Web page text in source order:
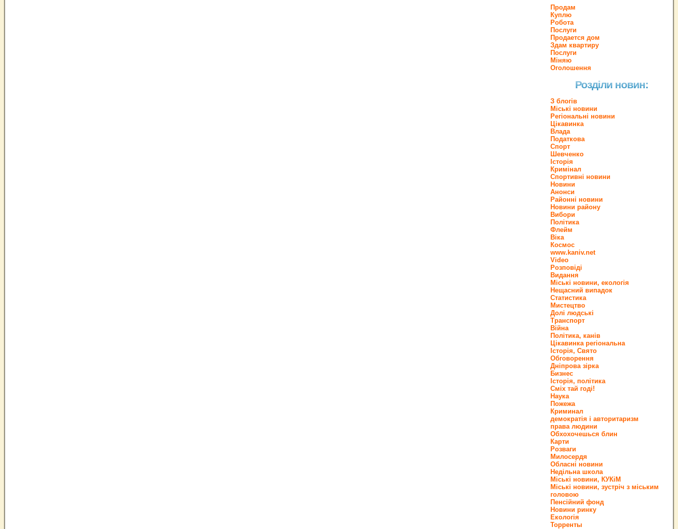
Продам
Куплю
Робота
Послуги
Продается дом
Здам квартиру
Послуги
Міняю
Оголошення
Розділи новин:
З блогів
Міські новини
Регіональні новини
Цікавинка
Влада
Податкова
Спорт
Шевченко
Історія
Кримінал
Спортивні новини
Новини
Анонси
Районні новини
Новини району
Вибори
Політика
Флейм
Віка
Космос
www.kaniv.net
Video
Розповіді
Видання
Міські новини, екологія
Нещасний випадок
Статистика
Мистецтво
Долі людські
Транспорт
Війна
Політика, канів
Цікавинка регіональна
Історія, Свято
Обговорення
Дніпрова зірка
Бизнес
Історія, політика
Сміх тай годі!
Наука
Пожежа
Криминал
демократія і авторитаризм
права людини
Обхохочешься блин
Карти
Розваги
Милосердя
Обласні новини
Недільна школа
Міські новини, КУКіМ
Міські новини, зустріч з міським
головою
Пенсійний фонд
Новини ринку
Екологія
Торренты